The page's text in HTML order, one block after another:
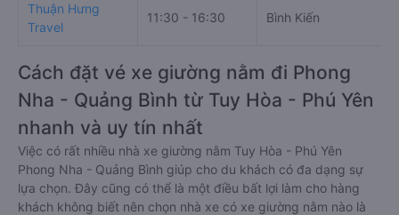
Thuận Hưng
Travel
11:30 - 16:30 Bình Kiến
Cách đặt vé xe giường nằm đi Phong
Nha - Quảng Bình từ Tuy Hòa - Phú Yên
nhanh và uy tín nhất
Việc có rất nhiều nhà xe giường nằm Tuy Hòa - Phú Yên
Phong Nha - Quảng Bình giúp cho du khách có đa dạng sự
lựa chọn. Đây cũng có thể là một điều bất lợi làm cho hàng
khách không biết nên chọn nhà xe có xe giường nằm nào là